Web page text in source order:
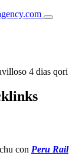
con Peru Rail